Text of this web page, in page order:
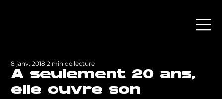
A seulement 20 ans,
elle ouvre son
8 janv. 2018 2 min de lecture